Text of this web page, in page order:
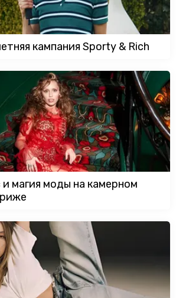
кампания Sporty & Rich
магия моды на камерном